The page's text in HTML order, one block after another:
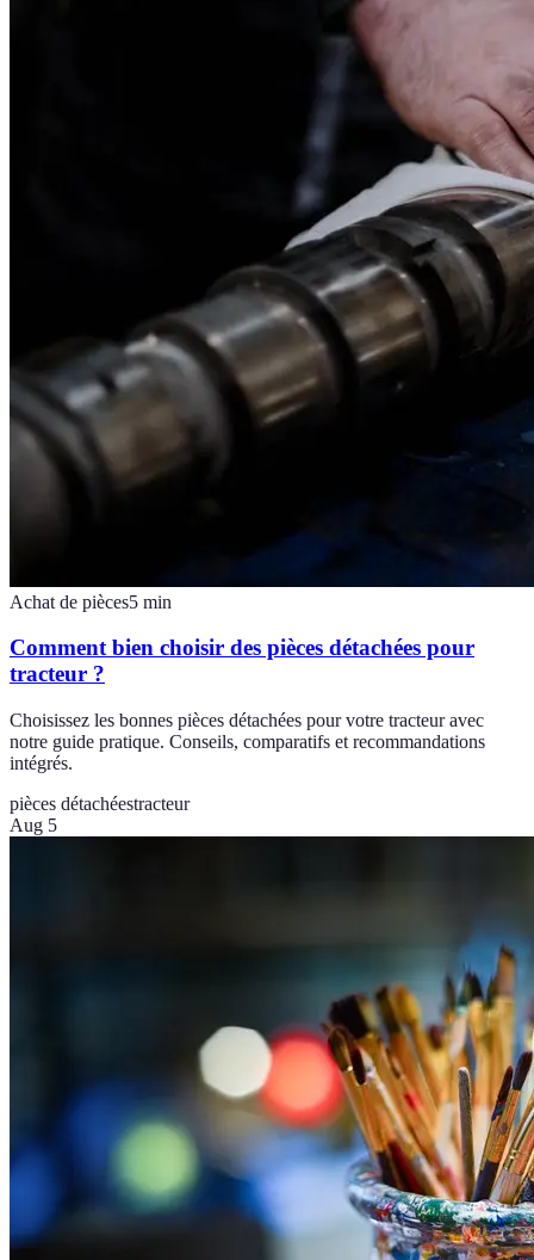
Achat de pièces5 min
Comment bien choisir des pièces détachées pour
tracteur ?
Choisissez les bonnes pièces détachées pour votre tracteur avec
notre guide pratique. Conseils, comparatifs et recommandations
intégrés.
pièces détachéestracteur
Aug 5